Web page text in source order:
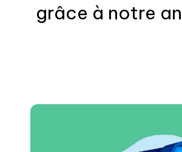
grâce à notre